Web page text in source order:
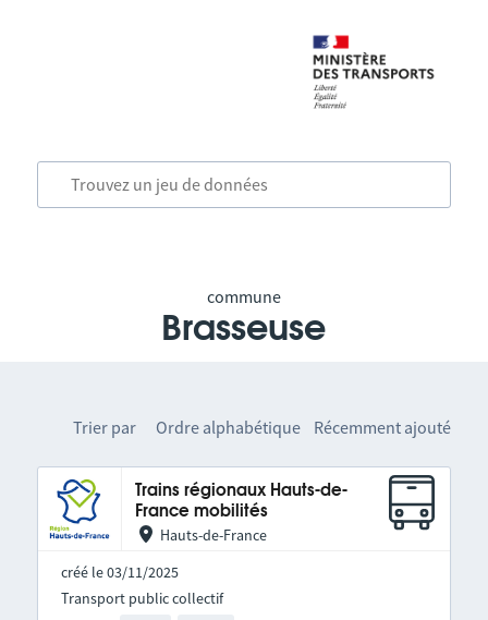
commune
Brasseuse
Trier par Ordre alphabétique Récemment ajouté
Trains régionaux Hauts-de-
France mobilités
Hauts-de-France
créé le 03/11/2025
Transport public collectif